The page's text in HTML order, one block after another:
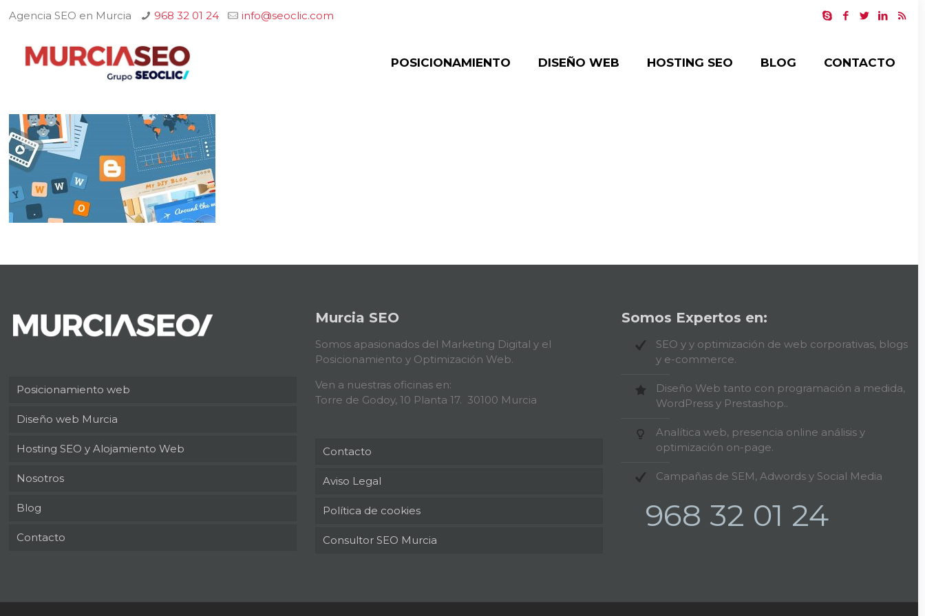
Agencia SEO en Murcia 968 32 01 24 info@seoclic.com
POSICIONAMIENTO DISEÑO WEB HOSTING SEO BLOG CONTACTO
Posicionamiento web
Diseño web Murcia
Hosting SEO y Alojamiento Web
Nosotros
Blog
Contacto
Murcia SEO
Somos apasionados del Marketing Digital y el
Posicionamiento y Optimización Web.
Ven a nuestras oficinas en:
Torre de Godoy, 10 Planta 17. 30100 Murcia
Contacto
Aviso Legal
Política de cookies
Consultor SEO Murcia
Somos Expertos en:
SEO y y optimización de web corporativas, blogs
y e-commerce.
Diseño Web tanto con programación a medida,
WordPress y Prestashop..
Analítica web, presencia online análisis y
optimización on-page.
Campañas de SEM, Adwords y Social Media
968 32 01 24